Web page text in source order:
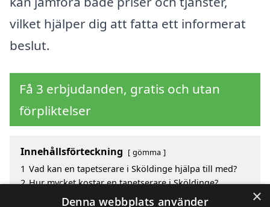
vilket hjälper dig att fatta ett informerat
beslut.
Få 3 erbjudanden, gratis och utan
förpliktelser
Innehållsförteckning gömma
1 Vad kan en tapetserare i Sköldinge hjälpa till med?
2 Hur mycket kostar en tapetserare i Sköldinge?
Fördelar med att välja tapetserare i Sköldinge
×
Denna webbplats använder